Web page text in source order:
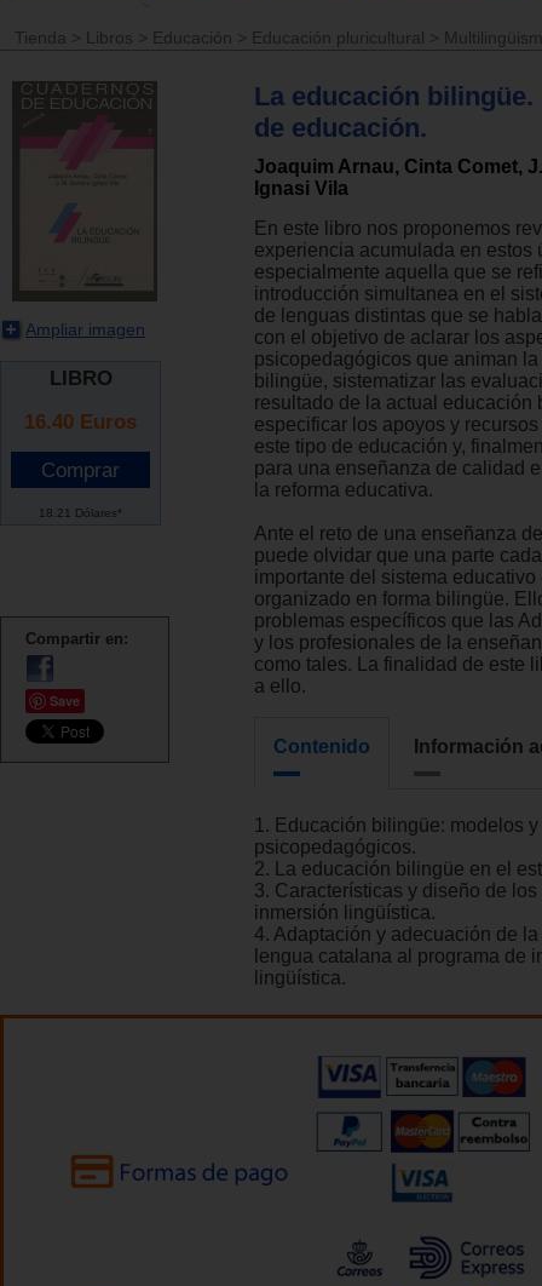
Tienda > Libros > Educación > Educación pluricultural >
Ampliar imagen
LIBRO
16.40 Euros
18.21 Dólares*
Compartir en:
Save
La educación bilingüe.
de educación.
Joaquim Arnau, Cinta Comet,
Ignasi Vila
En este libro nos proponemos
experiencia acumulada en estos
especialmente aquella que se
introducción simultanea en el
de lenguas distintas que se
con el objetivo de aclarar los
psicopedagógicos que animan
bilingüe, sistematizar las
resultado de la actual educación
especificar los apoyos y
este tipo de educación y,
para una enseñanza de calidad
la reforma educativa.
Ante el reto de una enseñanza
puede olvidar que una parte
importante del sistema educativo
organizado en forma bilingüe.
problemas específicos que las
y los profesionales de la
como tales. La finalidad de este
a ello.
Contenido Información
1. Educación bilingüe: modelos
psicopedagógicos.
2. La educación bilingüe en el
3. Características y diseño de
inmersión lingüística.
4. Adaptación y adecuación de
lengua catalana al programa de
lingüística.